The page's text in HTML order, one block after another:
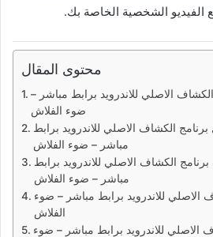
الفيديو الشخصية الخاصة بك.
محتوى المقال
الاصلي للاندرويد برابط مباشر –
ضوء الفلاش
الكشاف الاصلي للاندرويد برابط
مباشر – ضوء الفلاش
الكشاف الاصلي للاندرويد برابط
مباشر – ضوء الفلاش
الاصلي للاندرويد برابط مباشر – ضوء
الفلاش
الاصلي للاندرويد برابط مباشر – ضوء